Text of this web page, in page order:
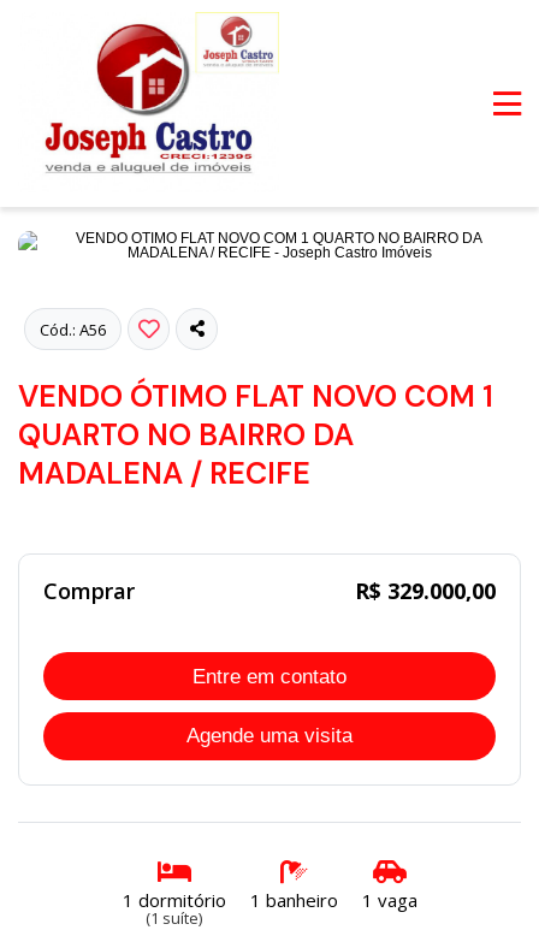
Cód.: A56
VENDO ÓTIMO FLAT NOVO COM 1
QUARTO NO BAIRRO DA
MADALENA / RECIFE
Comprar R$ 329.000,00
Entre em contato
Agende uma visita
1 dormitório
(1 suíte)
1 banheiro 1 vaga